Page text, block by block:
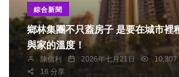
綜合新聞
鄉林集團不只蓋房子 是要在城市裡
與家的溫度！
陳信利 2026年七月21日
10,307
16 分享